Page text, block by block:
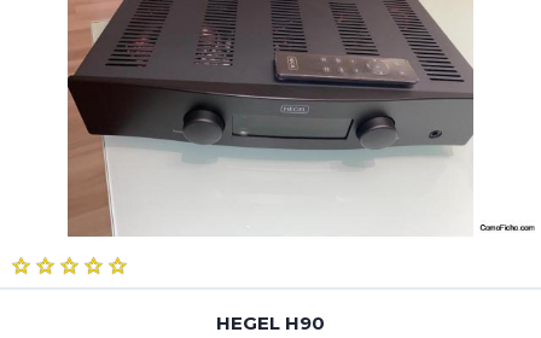
HEGEL H90